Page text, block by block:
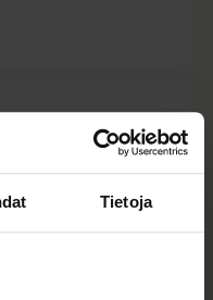
Tietoja
5.5. –
kesän